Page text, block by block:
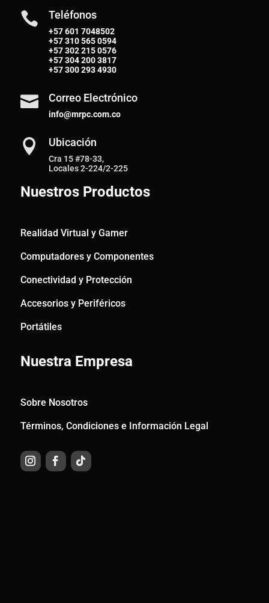
 Teléfonos
+57 601 7048502
+57310 565 0594
+57302 215 0576
+57304 200 3817
+57300 293 4930
 Correo Electrónico
info@mrpc.com.co
 Ubicación
Cra 15 #78-33,
Locales 2-224/2-225
Nuestros Productos
Realidad Virtual y Gamer
Computadores y Componentes
Conectividad y Protección
Accesorios y Periféricos
Portátiles
Nuestra Empresa
Sobre Nosotros
Términos, Condiciones e Información Legal